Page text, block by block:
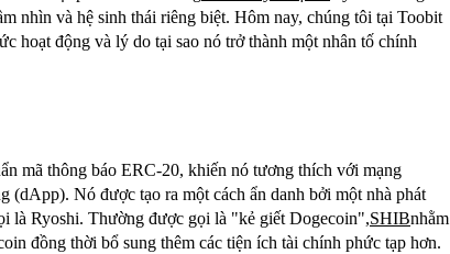
nhìn và hệ sinh thái riêng biệt. Hôm nay, chúng tôi tại Toobit
hoạt động và lý do tại sao nó trở thành một nhân tố chính
mã thông báo ERC-20, khiến nó tương thích với mạng
(dApp). Nó được tạo ra một cách ẩn danh bởi một nhà phát
là Ryoshi. Thường được gọi là "kẻ giết Dogecoin",SHIBnhằm
đồng thời bổ sung thêm các tiện ích tài chính phức tạp hơn.